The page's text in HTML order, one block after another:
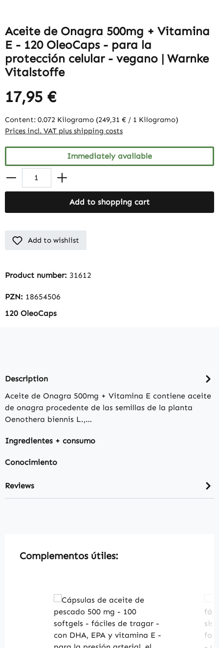
Aceite de Onagra 500mg + Vitamina
E - 120 OleoCaps - para la
protección celular - vegano | Warnke
Vitalstoffe
17,95 €
Content: 0.072 Kilogramo (249,31 € / 1 Kilogramo)
Prices incl. VAT plus shipping costs
Immediately available
Add to shopping cart
Add to wishlist
Product number: 31612
PZN: 18654506
120 OleoCaps
Description
Aceite de Onagra 500mg + Vitamina E contiene aceite
de onagra procedente de las semillas de la planta
Oenothera biennis L.,…
Ingredientes + consumo
Conocimiento
Reviews
Skip product gallery
Complementos útiles: